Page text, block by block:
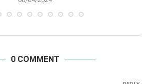
0 COMMENT